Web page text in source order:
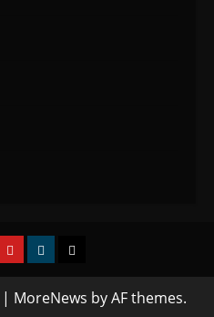
| MoreNews by AF themes.